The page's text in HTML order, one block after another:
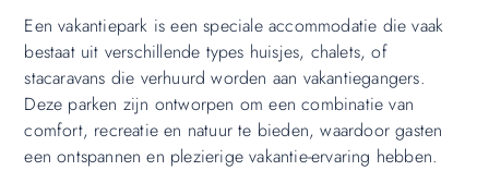
Een vakantiepark is een speciale accommodatie die vaak
bestaat uit verschillende types huisjes, chalets, of
stacaravans die verhuurd worden aan vakantiegangers.
Deze parken zijn ontworpen om een ​​combinatie van
comfort, recreatie en natuur te bieden, waardoor gasten
een ontspannen en plezierige vakantie-ervaring hebben.